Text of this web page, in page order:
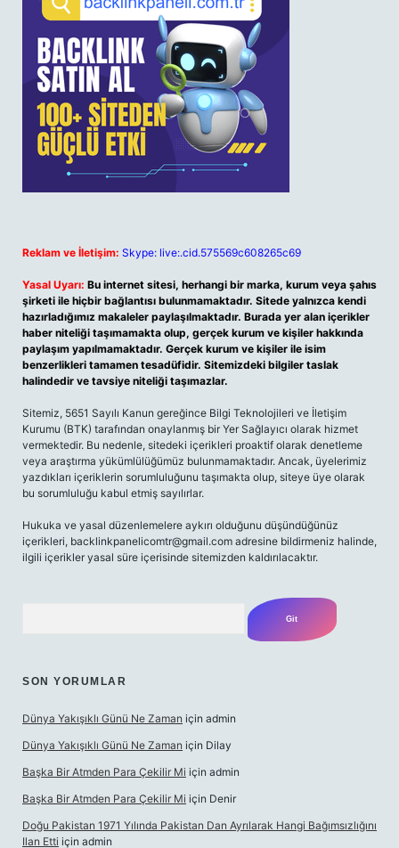
Reklam ve İletişim: Skype: live:.cid.575569c608265c69
Yasal Uyarı: Bu internet sitesi, herhangi bir marka, kurum veya şahıs
şirketi ile hiçbir bağlantısı bulunmamaktadır. Sitede yalnızca kendi
hazırladığımız makaleler paylaşılmaktadır. Burada yer alan içerikler
haber niteliği taşımamakta olup, gerçek kurum ve kişiler hakkında
paylaşım yapılmamaktadır. Gerçek kurum ve kişiler ile isim
benzerlikleri tamamen tesadüfidir. Sitemizdeki bilgiler taslak
halindedir ve tavsiye niteliği taşımazlar.
Sitemiz, 5651 Sayılı Kanun gereğince Bilgi Teknolojileri ve İletişim
Kurumu (BTK) tarafından onaylanmış bir Yer Sağlayıcı olarak hizmet
vermektedir. Bu nedenle, sitedeki içerikleri proaktif olarak denetleme
veya araştırma yükümlülüğümüz bulunmamaktadır. Ancak, üyelerimiz
yazdıkları içeriklerin sorumluluğunu taşımakta olup, siteye üye olarak
bu sorumluluğu kabul etmiş sayılırlar.
Hukuka ve yasal düzenlemelere aykırı olduğunu düşündüğünüz
içerikleri, backlinkpanelicomtr@gmail.com adresine bildirmeniz halinde,
ilgili içerikler yasal süre içerisinde sitemizden kaldırılacaktır.
SON YORUMLAR
Dünya Yakışıklı Günü Ne Zaman için admin
Dünya Yakışıklı Günü Ne Zaman için Dilay
Başka Bir Atmden Para Çekilir Mi için admin
Başka Bir Atmden Para Çekilir Mi için Denir
Doğu Pakistan 1971 Yılında Pakistan Dan Ayrılarak Hangi Bağımsızlığını
Ilan Etti için admin